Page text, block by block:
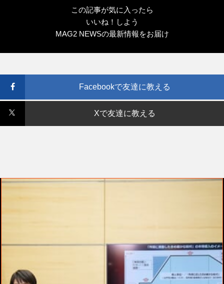
この記事が気に入ったら
いいね！しよう
MAG2 NEWSの最新情報をお届け
Facebookで友達に教える
Xで友達に教える